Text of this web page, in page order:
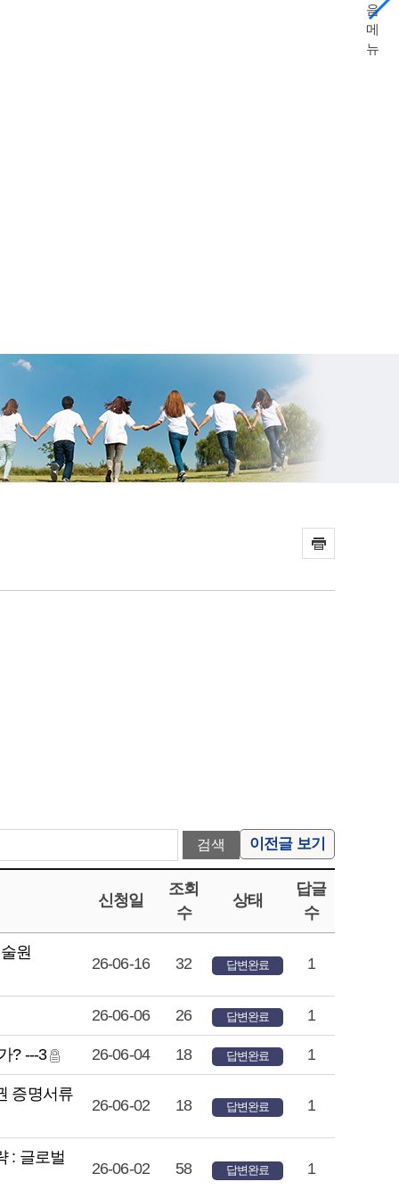
음
메
뉴
이전글 보기
신청일
조회
수
상태
답글
수
원
26-06-16 32 답변완료 1
26-06-06 26 답변완료 1
? ---3 26-06-04 18 답변완료 1
증명서류
26-06-02 18 답변완료 1
: 글로벌
26-06-02 58 답변완료 1